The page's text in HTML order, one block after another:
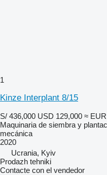
1
Kinze Interplant 8/15
S/ 436,000 USD 129,000 ≈
Maquinaria de siembra y
mecánica
2020
Ucrania, Kyiv
Prodazh tehniki
Contacte con el vendedor